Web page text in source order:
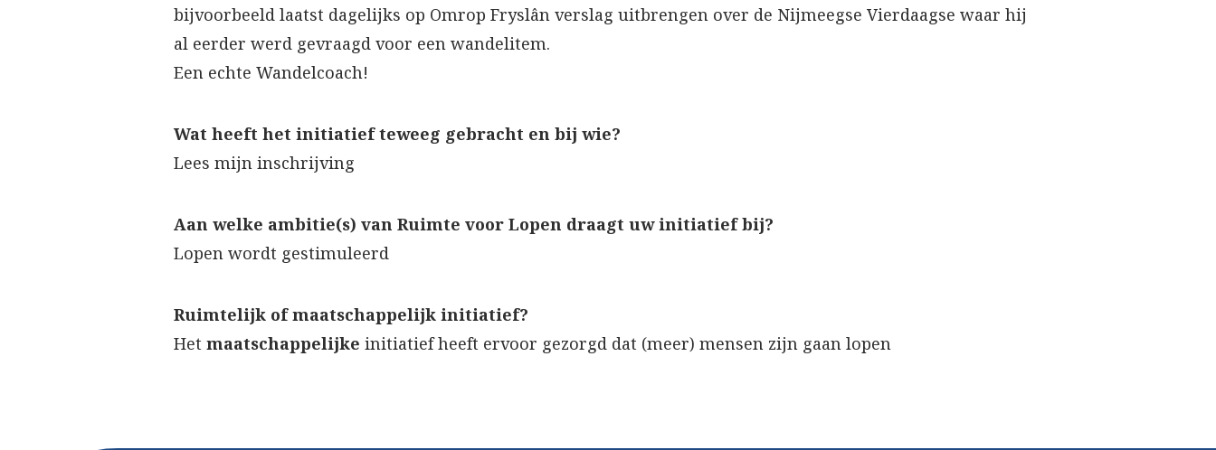
bijvoorbeeld laatst dagelijks op Omrop Fryslân verslag uitbrengen over de Nijmeegse Vierdaagse waar hij
al eerder werd gevraagd voor een wandelitem.
Een echte Wandelcoach!
Wat heeft het initiatief teweeg gebracht en bij wie?
Lees mijn inschrijving
Aan welke ambitie(s) van Ruimte voor Lopen draagt uw initiatief bij?
Lopen wordt gestimuleerd
Ruimtelijk of maatschappelijk initiatief?
Het maatschappelijke initiatief heeft ervoor gezorgd dat (meer) mensen zijn gaan lopen